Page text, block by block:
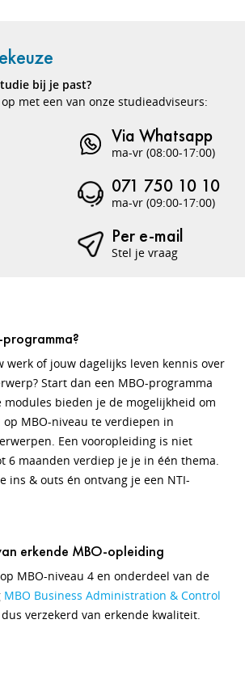
bij je past?
met een van onze studieadviseurs:
Via Whatsapp
ma-vr (08:00-17:00)
071 750 10 10
ma-vr (09:00-17:00)
Per e-mail
Stel je vraag
werk of jouw dagelijks leven kennis over
Start dan een MBO-programma
modules bieden je de mogelijkheid om
MBO-niveau te verdiepen in
Een vooropleiding is niet
6 maanden verdiep je je in één thema.
ins & outs én ontvang je een NTI-
erkende MBO-opleiding
MBO-niveau 4 en onderdeel van de
MBO Business Administration & Control
dus verzekerd van erkende kwaliteit.